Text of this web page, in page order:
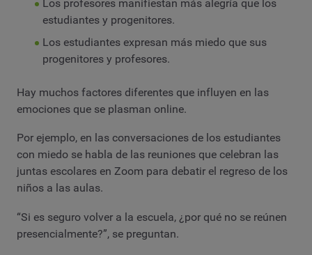
Los profesores manifiestan más alegría que los
estudiantes y progenitores.
Los estudiantes expresan más miedo que sus
progenitores y profesores.
Hay muchos factores diferentes que influyen en las
emociones que se plasman online.
Por ejemplo, en las conversaciones de los estudiantes
con miedo se habla de las reuniones que celebran las
juntas escolares en Zoom para debatir el regreso de los
niños a las aulas.
“Si es seguro volver a la escuela, ¿por qué no se reúnen
presencialmente?”, se preguntan.